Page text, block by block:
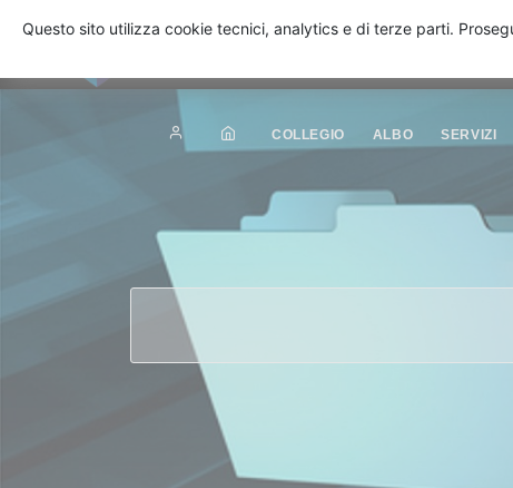
COLLEGIO ALBO SERVIZI
Questo sito utilizza cookie tecnici, analytics e di terze parti.